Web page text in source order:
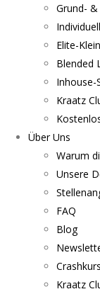
Grund-
Elite-
Blended
Inhouse-
Kraatz
Über Uns
Warum
Unsere
FAQ
Blog
Kraatz